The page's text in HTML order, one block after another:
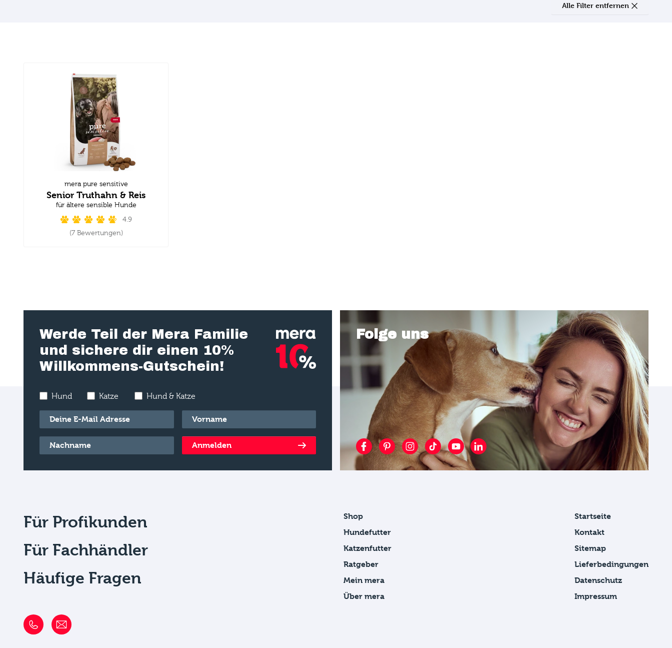
Alle Filter entfernen
mera pure sensitive
Senior Truthahn & Reis
für ältere sensible Hunde
4.9
(7 Bewertungen)
Werde Teil der Mera Familie
und sichere dir einen 10%
Willkommens-Gutschein!
Hund Katze Hund & Katze
E-Mail* Vorname*
Nachname* Anmelden
Folge uns
Für Profikunden
Für Fachhändler
Häufige Fragen
Shop
Hundefutter
Katzenfutter
Ratgeber
Mein mera
Über mera
Startseite
Kontakt
Sitemap
Lieferbedingungen
Datenschutz
Impressum